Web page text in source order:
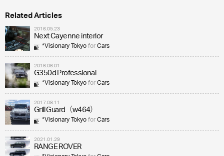
Related Articles
2016.05.23
Next Cayenne interior
*Visionary TokyoforCars
2016.06.01
G350d Professional
*Visionary TokyoforCars
2017.08.11
Grill Guard（w464）
*Visionary TokyoforCars
2021.01.29
RANGE ROVER